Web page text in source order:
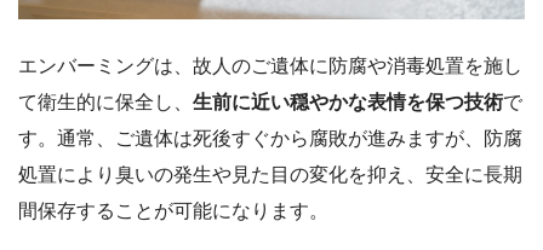
エンバーミングは、故人のご遺体に防腐や消毒処置を施し
て衛生的に保全し、 生前に近い穏やかな表情を保つ技術で
す。通常、ご遺体は死後すぐから腐敗が進みますが、防腐
処置により臭いの発生や見た目の変化を抑え、安全に長期
間保存することが可能になります。